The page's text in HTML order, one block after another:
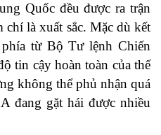
Quốc đều được ra trận
chí là xuất sắc. Mặc dù kết
từ Bộ Tư lệnh Chiến
tin cậy hoàn toàn của thế
không thể phủ nhận quá
đang gặt hái được nhiều